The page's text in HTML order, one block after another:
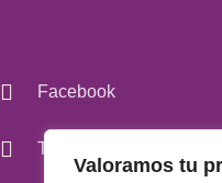
Valoramos tu
Facebook
Twitter